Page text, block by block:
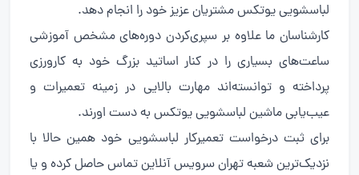
لباسشویی یوتکس مشتریان عزیز خود را انجام دهد.
کارشناسان ما علاوه بر سپری‌کردن دوره‌های مشخص آموزشی
ساعت‌های بسیاری را در کنار اساتید بزرگ خود به کارورزی
پرداخته و توانسته‌اند مهارت بالایی در زمینه تعمیرات و
عیب‌یابی ماشین لباسشویی یوتکس به دست اورند.
برای ثبت درخواست تعمیرکار لباسشویی خود همین حالا با
نزدیک‌ترین شعبه تهران سرویس آنلاین تماس حاصل کرده و یا